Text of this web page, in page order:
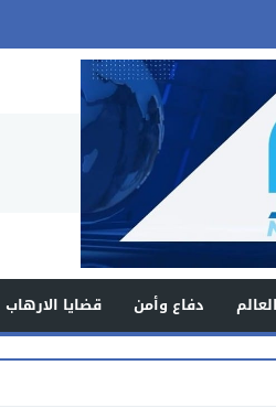
دفاع وأمن قضايا الارهاب